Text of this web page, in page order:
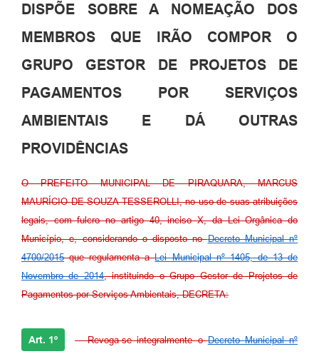
DISPÕE SOBRE A NOMEAÇÃO DOS
MEMBROS QUE IRÃO COMPOR O
GRUPO GESTOR DE PROJETOS DE
PAGAMENTOS POR SERVIÇOS
AMBIENTAIS E DÁ OUTRAS
PROVIDÊNCIAS
O PREFEITO MUNICIPAL DE PIRAQUARA, MARCUS
MAURÍCIO DE SOUZA TESSEROLLI, no uso de suas atribuições
legais, com fulcro no artigo 40, inciso X, da Lei Orgânica do
Município, e, considerando o disposto noDecreto Municipal nº
4700/2015que regulamenta aLei Municipal nº 1405, de 13 de
Novembro de 2014, instituindo o Grupo Gestor de Projetos de
Pagamentos por Serviços Ambientais, DECRETA:
Art. 1º - Revoga-se integralmente oDecreto Municipal nº